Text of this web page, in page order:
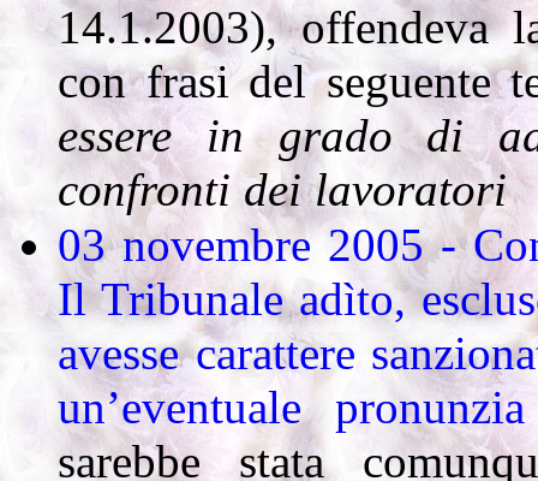
14.1.2003),
con frasi del seguente
essere in grado di
confronti dei lavoratori
03 novembre 2005 -
Il Tribunale adìto,
avesse carattere
un’eventuale
sarebbe stata